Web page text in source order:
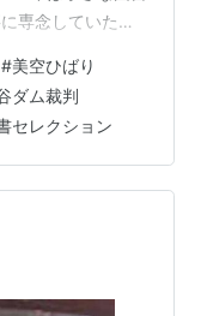
専念していたと
書センター発行
して、それがま
谷のり子』『山
『丸木俊』と女
してふと手にし
#美空ひばり
ダム裁判
セレクション